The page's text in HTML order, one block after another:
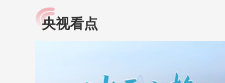
小央视频
央视网原创视频子品牌，
提高全民健康素养水
康》，向所有人分享
央视看点